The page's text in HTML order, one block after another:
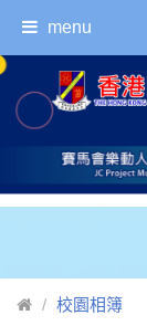
menu
校園相簿